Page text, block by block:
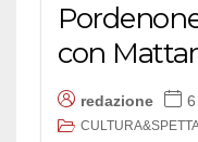
con
redazione